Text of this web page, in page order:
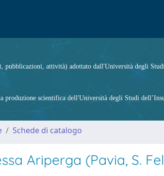
pubblicazioni, attività) adottato dall'Università degli
produzione scientifica dell'Università degli Studi
Schede di catalogo
Ariperga (Pavia, S.